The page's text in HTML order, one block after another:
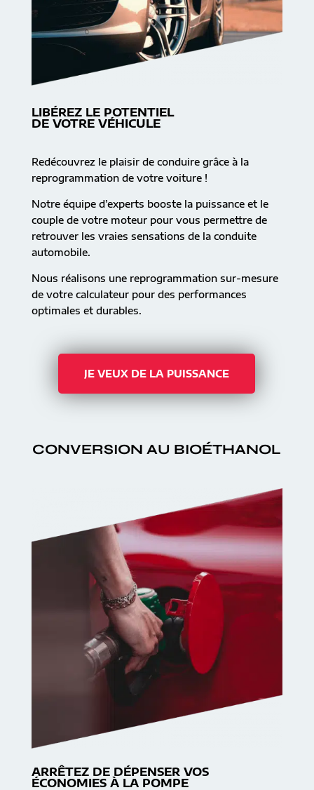
LIBÉREZ LE POTENTIEL
DE VOTRE VÉHICULE
Redécouvrez le plaisir de conduire grâce à la
reprogrammation de votre voiture !
Notre équipe d’experts booste la puissance et le
couple de votre moteur pour vous permettre de
retrouver les vraies sensations de la conduite
automobile.
Nous réalisons une reprogrammation sur-mesure
de votre calculateur pour des performances
optimales et durables.
JE VEUX DE LA PUISSANCE
CONVERSION AU BIOÉTHANOL
ARRÊTEZ DE DÉPENSER VOS
ÉCONOMIES À LA POMPE